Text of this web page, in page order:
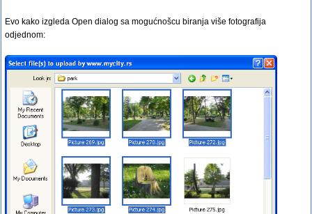
Evo kako izgleda Open dialog sa mogućnošcu biranja više fotografija
odjednom: